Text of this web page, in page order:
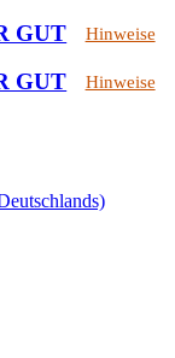
GUT Hinweise
GUT Hinweise